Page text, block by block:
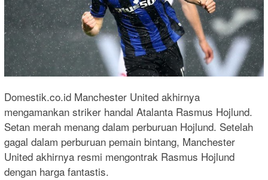
Domestik.co.id Manchester United akhirnya
mengamankan striker handal Atalanta Rasmus Hojlund.
Setan merah menang dalam perburuan Hojlund. Setelah
gagal dalam perburuan pemain bintang, Manchester
United akhirnya resmi mengontrak Rasmus Hojlund
dengan harga fantastis.